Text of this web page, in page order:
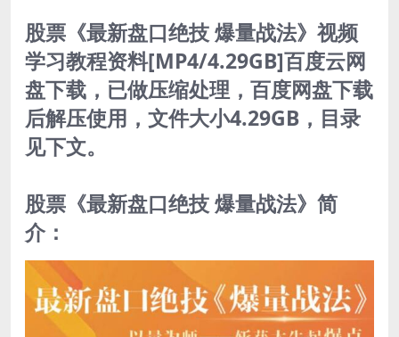
股票《最新盘口绝技 爆量战法》视频
学习教程资料[MP4/4.29GB]百度云网
盘下载，已做压缩处理，百度网盘下载
后解压使用，文件大小4.29GB，目录
见下文。
股票《最新盘口绝技 爆量战法》简
介：